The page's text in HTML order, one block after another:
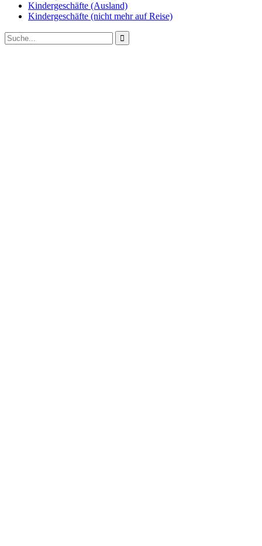
Kindergeschäfte (Ausland)
Kindergeschäfte (nicht mehr auf Reise)